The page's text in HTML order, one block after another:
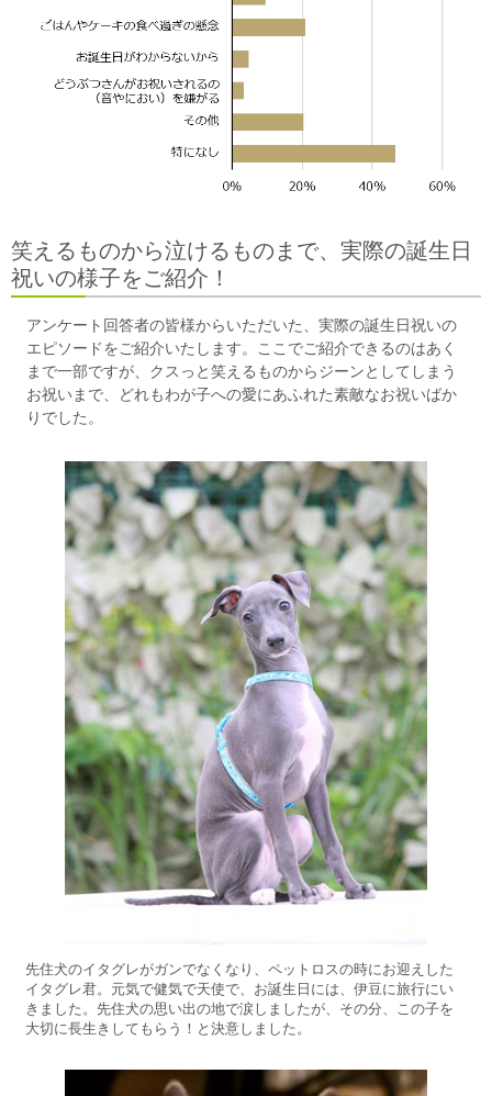
笑えるものから泣けるものまで、実際の誕生日
祝いの様子をご紹介！
アンケート回答者の皆様からいただいた、実際の誕生日祝いの
エピソードをご紹介いたします。ここでご紹介できるのはあく
まで一部ですが、クスっと笑えるものからジーンとしてしまう
お祝いまで、どれもわが子への愛にあふれた素敵なお祝いばか
りでした。
先住犬のイタグレがガンでなくなり、ペットロスの時にお迎えした
イタグレ君。元気で健気で天使で、お誕生日には、伊豆に旅行にい
きました。先住犬の思い出の地で涙しましたが、その分、この子を
大切に長生きしてもらう！と決意しました。